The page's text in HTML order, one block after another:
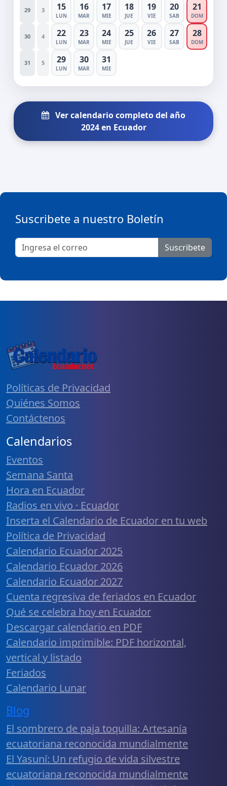
29 3 15
LUN
16
MAR
17
MIE
18
JUE
19
VIE
20
SAB
21
DOM
30 4 22
LUN
23
MAR
24
MIE
25
JUE
26
VIE
27
SAB
28
DOM
31 5 29
LUN
30
MAR
31
MIE
Ver calendario completo del año
2024 en Ecuador
Suscribete a nuestro Boletín
Suscribete
Políticas de Privacidad
Quiénes Somos
Contáctenos
Calendarios
Eventos
Semana Santa
Hora en Ecuador
Radios en vivo · Ecuador
Inserta el Calendario de Ecuador en tu web
Política de Privacidad
Calendario Ecuador 2025
Calendario Ecuador 2026
Calendario Ecuador 2027
Cuenta regresiva de feriados en Ecuador
Qué se celebra hoy en Ecuador
Descargar calendario en PDF
Calendario imprimible: PDF horizontal,
vertical y listado
Feriados
Calendario Lunar
Blog
El sombrero de paja toquilla: Artesanía
ecuatoriana reconocida mundialmente
El Yasuní: Un refugio de vida silvestre
ecuatoriana reconocida mundialmente